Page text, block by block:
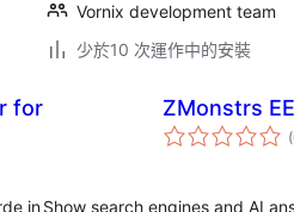
Vornix development team
少於10 次運作中的安裝
for
in
ZMonstrs
Show search engines and AI